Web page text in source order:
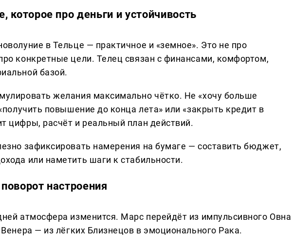
которое про деньги и устойчивость
в Тельце — практичное и «земное». Это не про
конкретные цели. Телец связан с финансами, комфортом,
базой.
желания максимально чётко. Не «хочу больше
повышение до конца лета» или «закрыть кредит в
цифры, расчёт и реальный план действий.
зафиксировать намерения на бумаге — составить бюджет,
или наметить шаги к стабильности.
настроения
атмосфера изменится. Марс перейдёт из импульсивного Овна
— из лёгких Близнецов в эмоционального Рака.